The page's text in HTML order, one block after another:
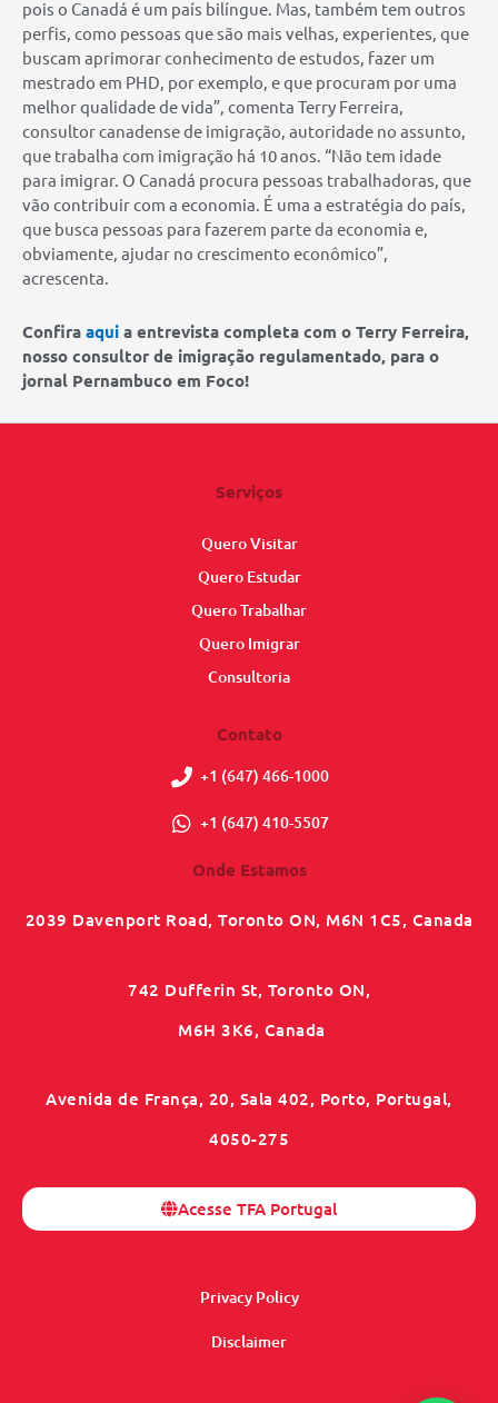
pois o Canadá é um país bilíngue. Mas, também tem outros
perfis, como pessoas que são mais velhas, experientes, que
buscam aprimorar conhecimento de estudos, fazer um
mestrado em PHD, por exemplo, e que procuram por uma
melhor qualidade de vida”, comenta Terry Ferreira,
consultor canadense de imigração, autoridade no assunto,
que trabalha com imigração há 10 anos. “Não tem idade
para imigrar. O Canadá procura pessoas trabalhadoras, que
vão contribuir com a economia. É uma a estratégia do país,
que busca pessoas para fazerem parte da economia e,
obviamente, ajudar no crescimento econômico”,
acrescenta.
Confira aqui a entrevista completa com o Terry Ferreira,
nosso consultor de imigração regulamentado, para o
jornal Pernambuco em Foco!
Serviços
Quero Visitar
Quero Estudar
Quero Trabalhar
Quero Imigrar
Consultoria
Contato
+1 (647) 466-1000
+1 (647) 410-5507
Onde Estamos
2039 Davenport Road, Toronto ON, M6N 1C5, Canada
742 Dufferin St, Toronto ON,
M6H 3K6, Canada
Avenida de França, 20, Sala 402, Porto, Portugal,
4050-275
Acesse TFA Portugal
Privacy Policy
Disclaimer